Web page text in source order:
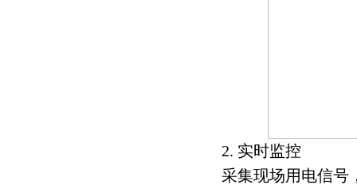
2. 实时监控
采集现场用电信号